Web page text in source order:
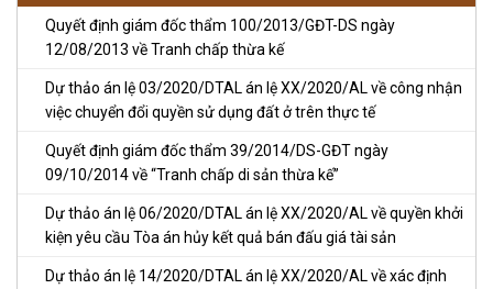
Quyết định giám đốc thẩm 100/2013/GĐT-DS ngày
12/08/2013 về Tranh chấp thừa kế
Dự thảo án lệ 03/2020/DTAL án lệ XX/2020/AL về công nhận
việc chuyển đổi quyền sử dụng đất ở trên thực tế
Quyết định giám đốc thẩm 39/2014/DS-GĐT ngày
09/10/2014 về “Tranh chấp di sản thừa kế”
Dự thảo án lệ 06/2020/DTAL án lệ XX/2020/AL về quyền khởi
kiện yêu cầu Tòa án hủy kết quả bán đấu giá tài sản
Dự thảo án lệ 14/2020/DTAL án lệ XX/2020/AL về xác định